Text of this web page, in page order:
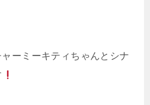
ーミーキティちゃんとシナ